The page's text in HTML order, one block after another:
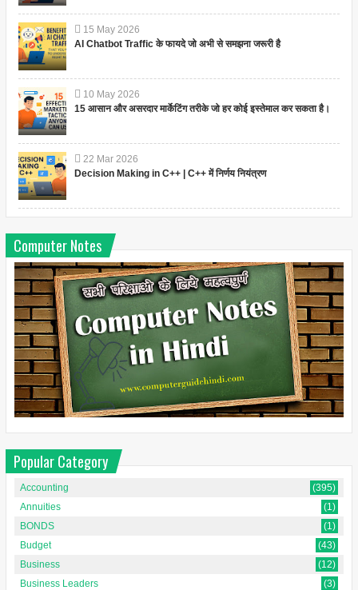
15 May 2026
AI Chatbot Traffic के फायदे जो अभी से समझना जरूरी है
10 May 2026
15 आसान और असरदार मार्केटिंग तरीके जो हर कोई इस्तेमाल कर सकता है।
22 Mar 2026
Decision Making in C++ | C++ में निर्णय नियंत्रण
Computer Notes
Popular Category
Accounting
(395)
Annuities
(1)
BONDS
(1)
Budget
(43)
Business
(12)
Business Leaders
(3)